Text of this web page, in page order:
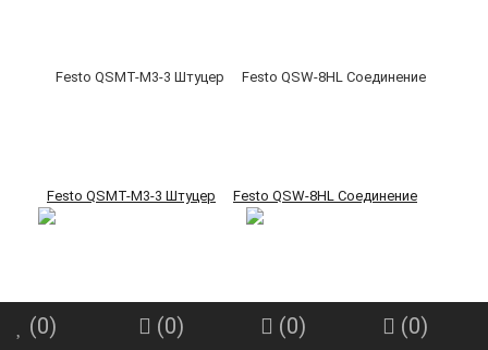
Festo QSMT-M3-3 Штуцер Festo QSW-8HL Соединение
(0) (0) (0) (0)